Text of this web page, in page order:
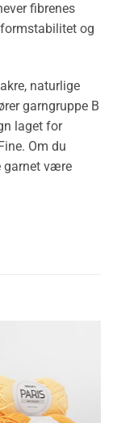
fibrenes
og
naturlige
garngruppe B
laget for
Om du
garnet være